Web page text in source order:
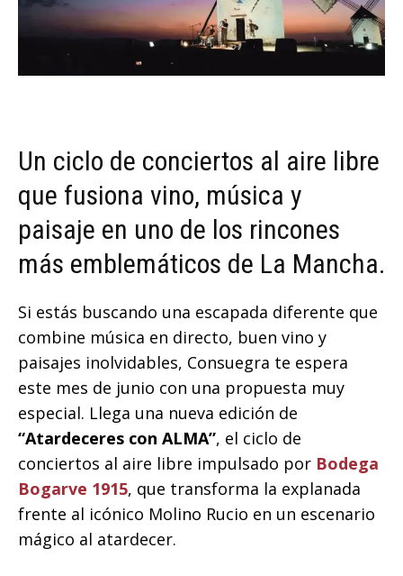
Un ciclo de conciertos al aire libre
que fusiona vino, música y
paisaje en uno de los rincones
más emblemáticos de La Mancha.
Si estás buscando una escapada diferente que
combine música en directo, buen vino y
paisajes inolvidables, Consuegra te espera
este mes de junio con una propuesta muy
especial. Llega una nueva edición de
“Atardeceres con ALMA”, el ciclo de
conciertos al aire libre impulsado por Bodega
Bogarve 1915, que transforma la explanada
frente al icónico Molino Rucio en un escenario
mágico al atardecer.